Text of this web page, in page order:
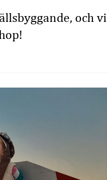
och vi